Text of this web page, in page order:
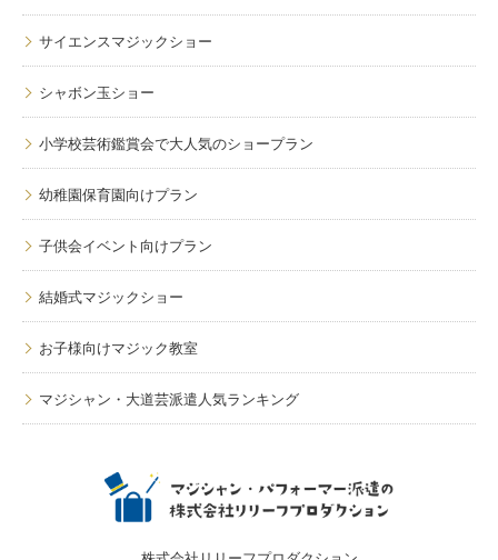
サイエンスマジックショー
シャボン玉ショー
小学校芸術鑑賞会で大人気のショープラン
幼稚園保育園向けプラン
子供会イベント向けプラン
結婚式マジックショー
お子様向けマジック教室
マジシャン・大道芸派遣人気ランキング